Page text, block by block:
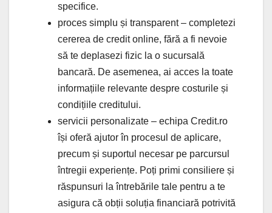
specifice.
proces simplu și transparent – completezi
cererea de credit online, fără a fi nevoie
să te deplasezi fizic la o sucursală
bancară. De asemenea, ai acces la toate
informațiile relevante despre costurile și
condițiile creditului.
servicii personalizate – echipa Credit.ro
își oferă ajutor în procesul de aplicare,
precum și suportul necesar pe parcursul
întregii experiențe. Poți primi consiliere și
răspunsuri la întrebările tale pentru a te
asigura că obții soluția financiară potrivită